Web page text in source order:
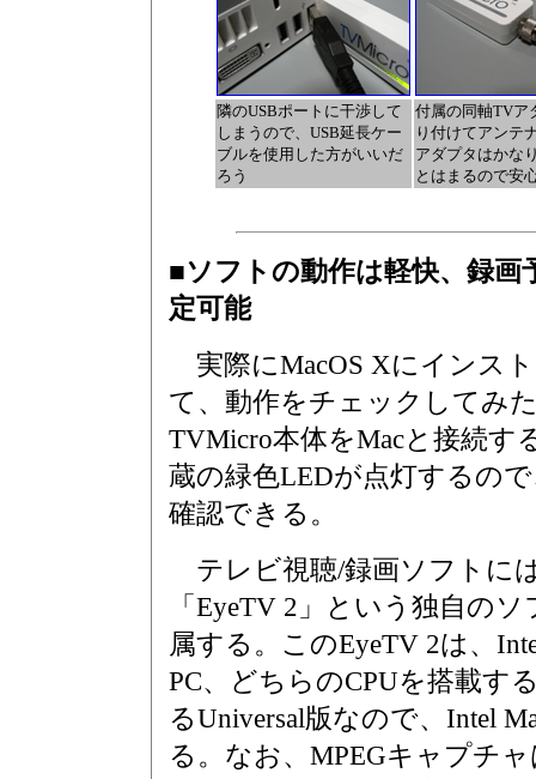
隣のUSBポートに干渉して
しまうので、USB延長ケー
ブルを使用した方がいいだ
ろう
付属の同軸TVア
り付けてアンテ
アダプタはかな
とはまるので安
■ソフトの動作は軽快、録画
定可能
実際にMacOS Xにインス
て、動作をチェックしてみ
TVMicro本体をMacと接続す
蔵の緑色LEDが点灯するの
確認できる。
テレビ視聴/録画ソフトに
「EyeTV 2」という独自の
属する。このEyeTV 2は、
PC、どちらのCPUを搭載す
るUniversal版なので、Intel
る。なお、MPEGキャプチ